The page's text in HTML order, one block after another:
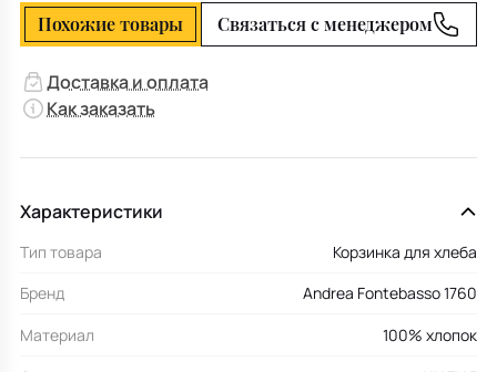
Похожие товары Связаться с менеджером
Доставка и оплата
Как заказать
Характеристики
Тип товара
Корзинка для хлеба
Бренд
Andrea Fontebasso 1760
Материал
100% хлопок